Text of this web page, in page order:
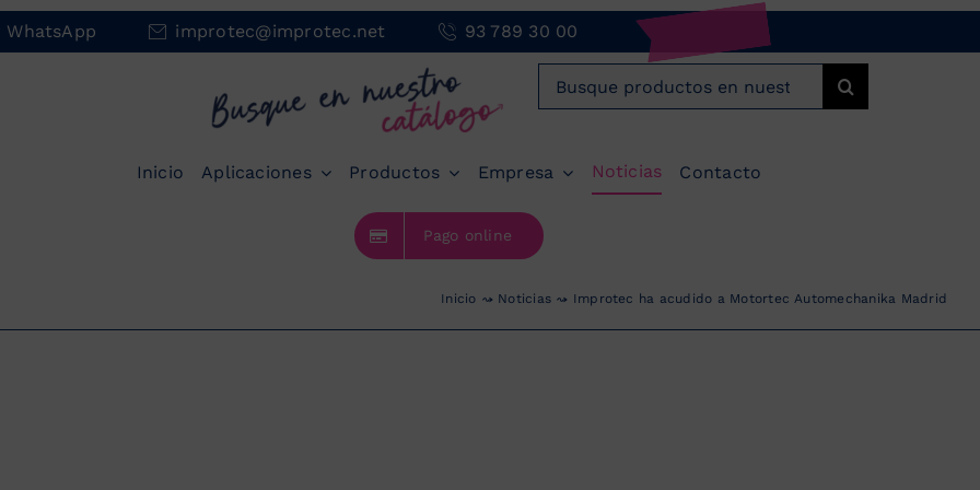
WhatsApp improtec@improtec.net 93 789 30 00
Inicio Aplicaciones Productos Empresa Noticias Contacto
Pago online
Inicio Noticias Improtec ha acudido a Motortec Automechanika Madrid